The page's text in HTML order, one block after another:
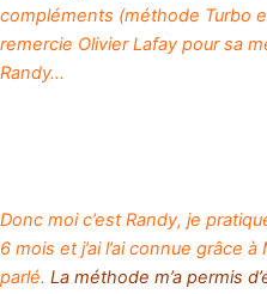
compléments (méthode Turbo
remercie Olivier Lafay pour sa
Randy…
Donc moi c’est Randy, je
6 mois et j’ai l’ai connue grâce
parlé. La méthode m’a permis